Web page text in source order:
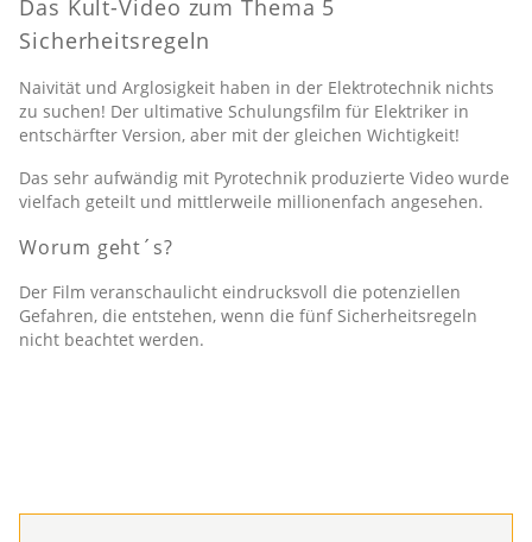
Das Kult-Video zum Thema 5
Sicherheitsregeln
Naivität und Arglosigkeit haben in der Elektrotechnik nichts
zu suchen! Der ultimative Schulungsfilm für Elektriker in
entschärfter Version, aber mit der gleichen Wichtigkeit!
Das sehr aufwändig mit Pyrotechnik produzierte Video wurde
vielfach geteilt und mittlerweile millionenfach angesehen.
Worum geht´s?
Der Film veranschaulicht eindrucksvoll die potenziellen
Gefahren, die entstehen, wenn die fünf Sicherheitsregeln
nicht beachtet werden.